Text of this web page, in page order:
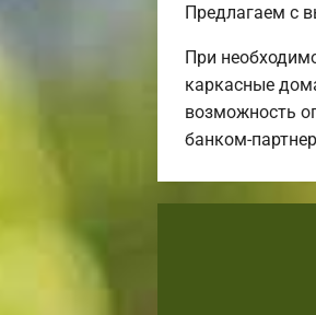
Предлагаем с
При
каркасные
возможность
банком-